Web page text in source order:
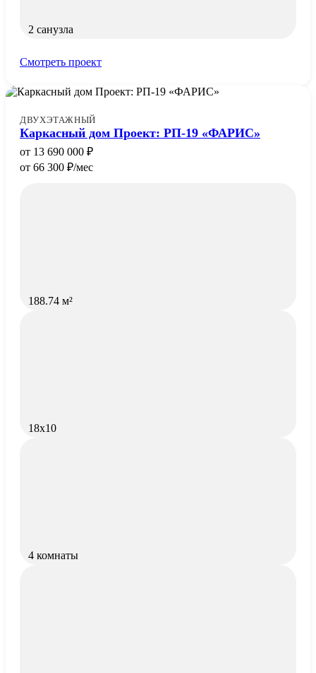
2 санузла
Смотреть проект
ДВУХЭТАЖНЫЙ
Каркасный дом Проект: РП-19 «ФАРИС»
13 690 000
66 300
/мес
188.74 м²
18x10
4 комнаты